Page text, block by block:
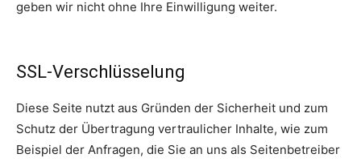
geben wir nicht ohne Ihre Einwilligung weiter.
SSL-Verschlüsselung
Diese Seite nutzt aus Gründen der Sicherheit und zum
Schutz der Übertragung vertraulicher Inhalte, wie zum
Beispiel der Anfragen, die Sie an uns als Seitenbetreiber